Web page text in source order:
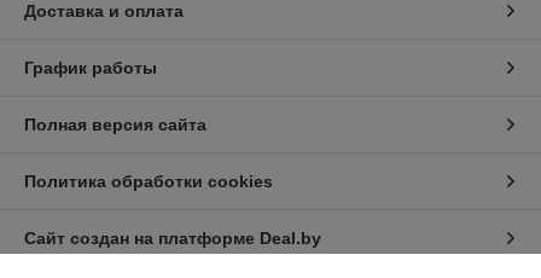
Доставка и оплата
График работы
Полная версия сайта
Политика обработки cookies
Сайт создан на платформе Deal.by